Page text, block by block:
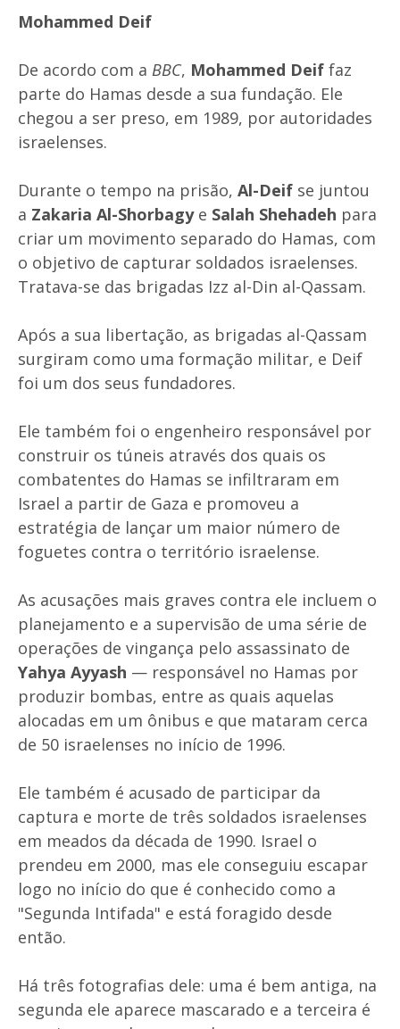
Mohammed Deif
De acordo com a BBC, Mohammed Deif faz
parte do Hamas desde a sua fundação. Ele
chegou a ser preso, em 1989, por autoridades
israelenses.
Durante o tempo na prisão, Al-Deif se juntou
a Zakaria Al-Shorbagy e Salah Shehadeh para
criar um movimento separado do Hamas, com
o objetivo de capturar soldados israelenses.
Tratava-se das brigadas Izz al-Din al-Qassam.
Após a sua libertação, as brigadas al-Qassam
surgiram como uma formação militar, e Deif
foi um dos seus fundadores.
Ele também foi o engenheiro responsável por
construir os túneis através dos quais os
combatentes do Hamas se infiltraram em
Israel a partir de Gaza e promoveu a
estratégia de lançar um maior número de
foguetes contra o território israelense.
As acusações mais graves contra ele incluem o
planejamento e a supervisão de uma série de
operações de vingança pelo assassinato de
Yahya Ayyash — responsável no Hamas por
produzir bombas, entre as quais aquelas
alocadas em um ônibus e que mataram cerca
de 50 israelenses no início de 1996.
Ele também é acusado de participar da
captura e morte de três soldados israelenses
em meados da década de 1990. Israel o
prendeu em 2000, mas ele conseguiu escapar
logo no início do que é conhecido como a
"Segunda Intifada" e está foragido desde
então.
Há três fotografias dele: uma é bem antiga, na
segunda ele aparece mascarado e a terceira é